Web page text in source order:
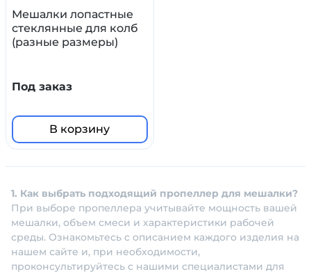
Мешалки лопастные
стеклянные для колб
(разные размеры)
Под заказ
В корзину
1. Как выбрать подходящий пропеллер для мешалки?
При выборе пропеллера учитывайте мощность вашей
мешалки, объем смеси и характеристики рабочей
среды. Ознакомьтесь с описанием каждого изделия на
нашем сайте и, при необходимости,
проконсультируйтесь с нашими специалистами для